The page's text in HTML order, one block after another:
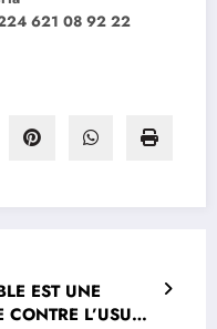
621 08 92 22
EST UNE
L’USURE